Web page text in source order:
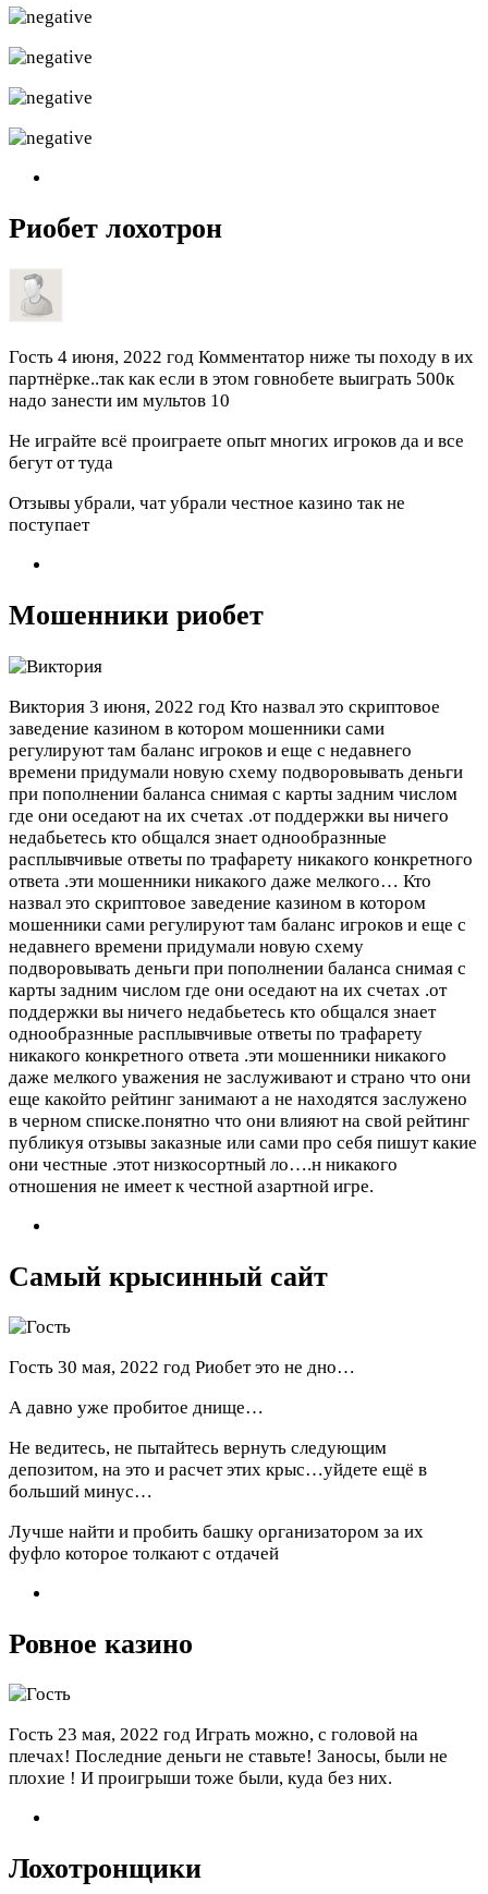
Риобет лохотрон
Гость 4 июня, 2022 год Комментатор ниже ты походу в их
партнёрке..так как если в этом говнобете выиграть 500к
надо занести им мультов 10
Не играйте всё проиграете опыт многих игроков да и все
бегут от туда
Отзывы убрали, чат убрали честное казино так не
поступает
Мошенники риобет
Виктория 3 июня, 2022 год Кто назвал это скриптовое
заведение казином в котором мошенники сами
регулируют там баланс игроков и еще с недавнего
времени придумали новую схему подворовывать деньги
при пополнении баланса снимая с карты задним числом
где они оседают на их счетах .от поддержки вы ничего
недабьетесь кто общался знает однообразнные
расплывчивые ответы по трафарету никакого конкретного
ответа .эти мошенники никакого даже мелкого… Кто
назвал это скриптовое заведение казином в котором
мошенники сами регулируют там баланс игроков и еще с
недавнего времени придумали новую схему
подворовывать деньги при пополнении баланса снимая с
карты задним числом где они оседают на их счетах .от
поддержки вы ничего недабьетесь кто общался знает
однообразнные расплывчивые ответы по трафарету
никакого конкретного ответа .эти мошенники никакого
даже мелкого уважения не заслуживают и страно что они
еще какойто рейтинг занимают а не находятся заслужено
в черном списке.понятно что они влияют на свой рейтинг
публикуя отзывы заказные или сами про себя пишут какие
они честные .этот низкосортный ло….н никакого
отношения не имеет к честной азартной игре.
Самый крысинный сайт
Гость 30 мая, 2022 год Риобет это не дно…
А давно уже пробитое днище…
Не ведитесь, не пытайтесь вернуть следующим
депозитом, на это и расчет этих крыс…уйдете ещё в
больший минус…
Лучше найти и пробить башку организатором за их
фуфло которое толкают с отдачей
Ровное казино
Гость 23 мая, 2022 год Играть можно, с головой на
плечах! Последние деньги не ставьте! Заносы, были не
плохие ! И проигрыши тоже были, куда без них.
Лохотронщики